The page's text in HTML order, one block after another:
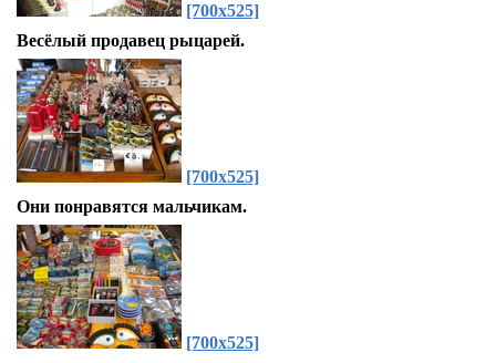
[700x525]
Весёлый продавец рыцарей.
[700x525]
Они понравятся мальчикам.
[700x525]